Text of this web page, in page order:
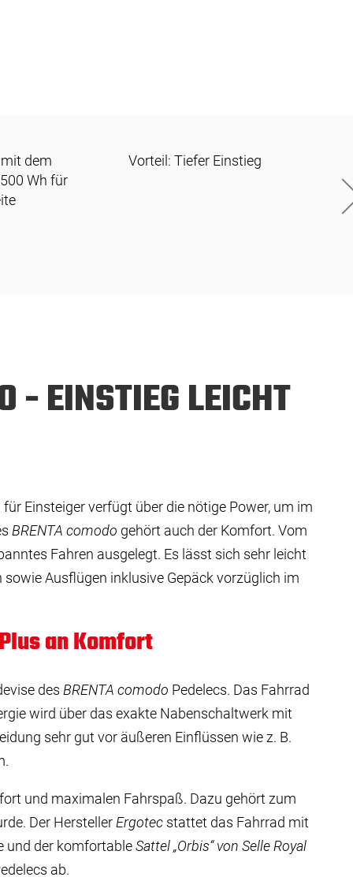
dem
Wh für
Vorteil: Tiefer Einstieg
- EINSTIEG LEICHT
Einsteiger verfügt über die nötige Power, um im
BRENTA comodo gehört auch der Komfort. Vom
Fahren ausgelegt. Es lässt sich sehr leicht
Ausflügen inklusive Gepäck vorzüglich im
an Komfort
des BRENTA comodo Pedelecs. Das Fahrrad
wird über das exakte Nabenschaltwerk mit
sehr gut vor äußeren Einflüssen wie z. B.
und maximalen Fahrspaß. Dazu gehört zum
Der HerstellerErgotec stattet das Fahrrad mit
und der komfortableSattel „Orbis“ von Selle Royal
ab.